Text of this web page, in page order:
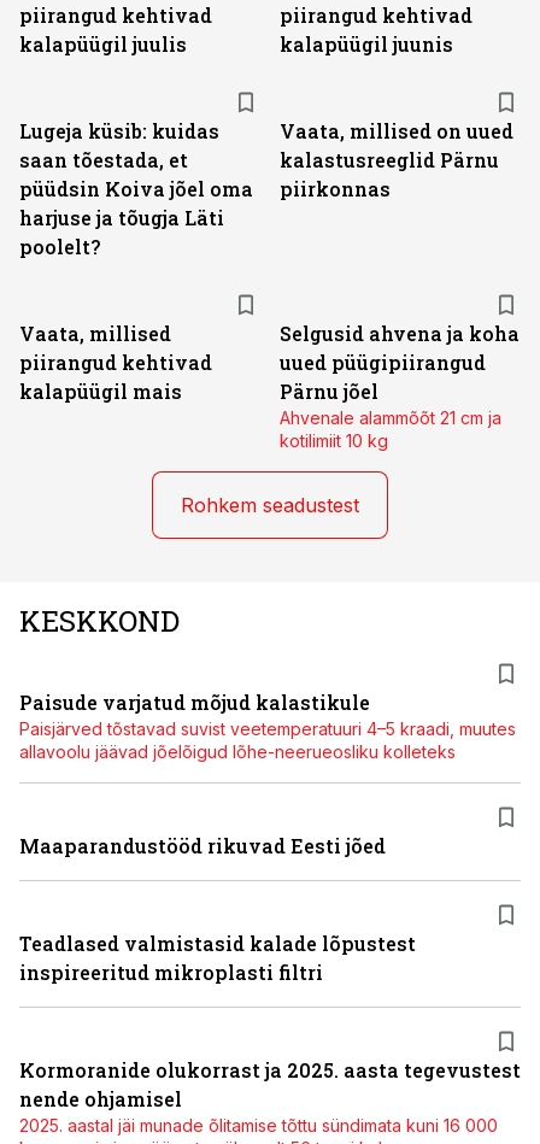
piirangud kehtivad
kalapüügil juulis
piirangud kehtivad
kalapüügil juunis
Lugeja küsib: kuidas
saan tõestada, et
püüdsin Koiva jõel oma
harjuse ja tõugja Läti
poolelt?
Vaata, millised on uued
kalastusreeglid Pärnu
piirkonnas
Vaata, millised
piirangud kehtivad
kalapüügil mais
Selgusid ahvena ja koha
uued püügipiirangud
Pärnu jõel
Ahvenale alammõõt 21 cm ja
kotilimiit 10 kg
Rohkem seadustest
KESKKOND
Paisude varjatud mõjud kalastikule
Paisjärved tõstavad suvist veetemperatuuri 4–5 kraadi, muutes
allavoolu jäävad jõelõigud lõhe-neerueosliku kolleteks
Maaparandustööd rikuvad Eesti jõed
Teadlased valmistasid kalade lõpustest
inspireeritud mikroplasti filtri
Kormoranide olukorrast ja 2025. aasta tegevustest
nende ohjamisel
2025. aastal jäi munade õlitamise tõttu sündimata kuni 16 000